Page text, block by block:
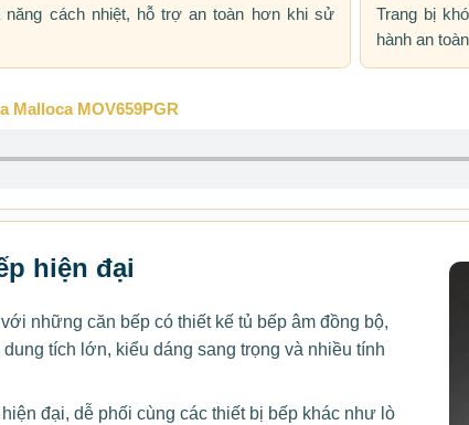
cách nhiệt, hỗ trợ an toàn hơn khi sử
Trang bị
hành an
Malloca MOV659PGR
hiện đại
những căn bếp có thiết kế tủ bếp âm đồng bộ,
tích lớn, kiểu dáng sang trọng và nhiều tính
đại, dễ phối cùng các thiết bị bếp khác như lò